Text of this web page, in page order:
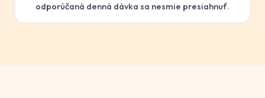
odporúčaná denná dávka sa nesmie presiahnuť.